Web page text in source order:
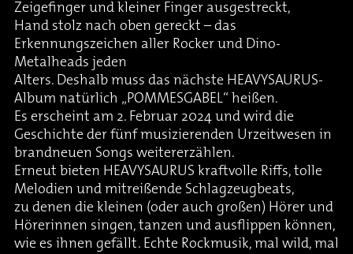
Zeigefinger und kleiner Finger ausgestreckt,
Hand stolz nach oben gereckt – das
Erkennungszeichen aller Rocker und Dino-
Metalheads jeden
Alters. Deshalb muss das nächste HEAVYSAURUS-
Album natürlich „POMMESGABEL“ heißen.
Es erscheint am 2. Februar 2024 und wird die
Geschichte der fünf musizierenden Urzeitwesen in
brandneuen Songs weitererzählen.
Erneut bieten HEAVYSAURUS kraftvolle Riffs, tolle
Melodien und mitreißende Schlagzeugbeats,
zu denen die kleinen (oder auch großen) Hörer und
Hörerinnen singen, tanzen und ausflippen können,
wie es ihnen gefällt. Echte Rockmusik, mal wild, mal